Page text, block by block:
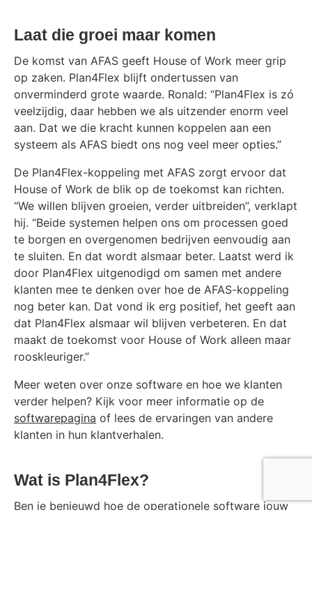
Laat die groei maar komen
De komst van AFAS geeft House of Work meer grip
op zaken. Plan4Flex blijft ondertussen van
onverminderd grote waarde. Ronald: “Plan4Flex is zó
veelzijdig, daar hebben we als uitzender enorm veel
aan. Dat we die kracht kunnen koppelen aan een
systeem als AFAS biedt ons nog veel meer opties.”
De Plan4Flex-koppeling met AFAS zorgt ervoor dat
House of Work de blik op de toekomst kan richten.
“We willen blijven groeien, verder uitbreiden”, verklapt
hij. “Beide systemen helpen ons om processen goed
te borgen en overgenomen bedrijven eenvoudig aan
te sluiten. En dat wordt alsmaar beter. Laatst werd ik
door Plan4Flex uitgenodigd om samen met andere
klanten mee te denken over hoe de AFAS-koppeling
nog beter kan. Dat vond ik erg positief, het geeft aan
dat Plan4Flex alsmaar wil blijven verbeteren. En dat
maakt de toekomst voor House of Work alleen maar
rooskleuriger.”
Meer weten over onze software en hoe we klanten
verder helpen? Kijk voor meer informatie op de
softwarepagina of lees de ervaringen van andere
klanten in hun klantverhalen.
Wat is Plan4Flex?
Ben je benieuwd hoe de operationele software jouw